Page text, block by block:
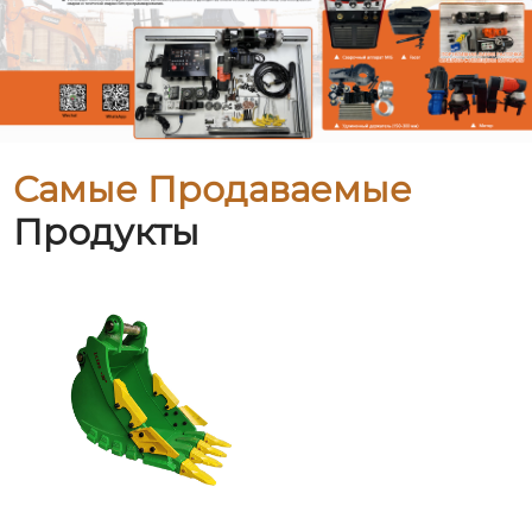
Самые Продаваемые
Продукты